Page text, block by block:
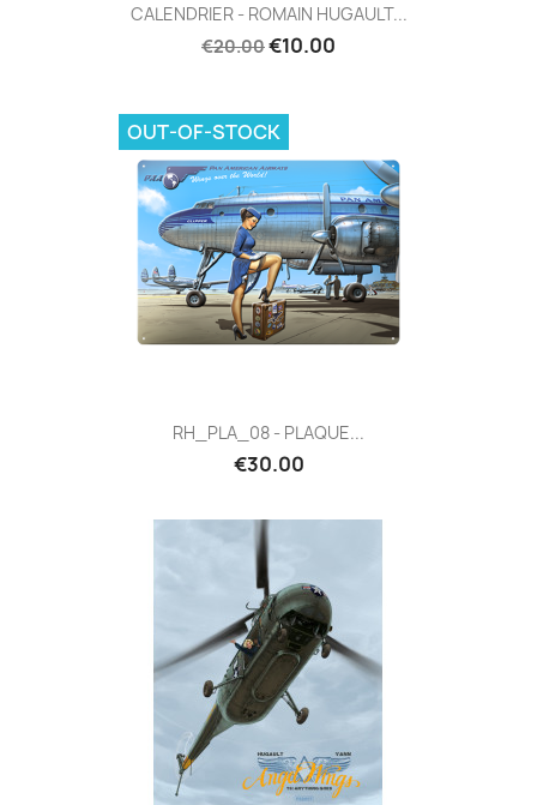
CALENDRIER - ROMAIN HUGAULT...
€20.00€10.00
RH_PLA_08 - PLAQUE...
€30.00
OUT-OF-STOCK